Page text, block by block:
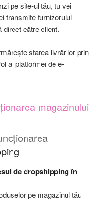
pe site-ul tău, tu vei
transmite furnizorului
direct către client.
starea livrărilor prin
al platformei de e-
magazinului
de dropshipping în
pe magazinul tău